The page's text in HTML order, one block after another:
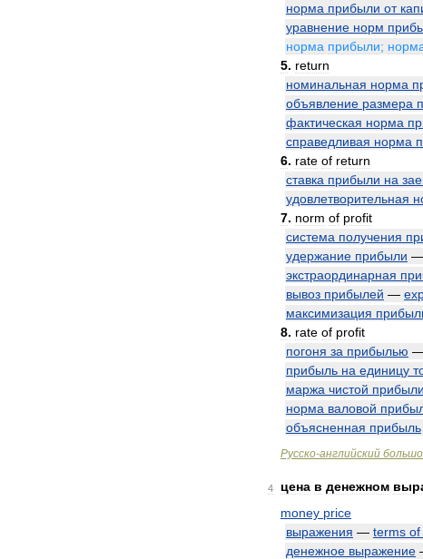
норма прибыли от
уравнение норм
норма прибыли;
5. return
номинальная норма
объявление размера
фактическая норма
справедливая норма
6. rate of return
ставка прибыли на
удовлетворительная
7. norm of profit
система получения
удержание прибыли —
экстраординарная
вывоз прибылей —
максимизация
8. rate of profit
погоня за прибылью
прибыль на единицу
маржа чистой прибыли
норма валовой
объясненная прибыль
Русско-английский
4 цена в денежном
money price
выражения — terms of
денежное выражение